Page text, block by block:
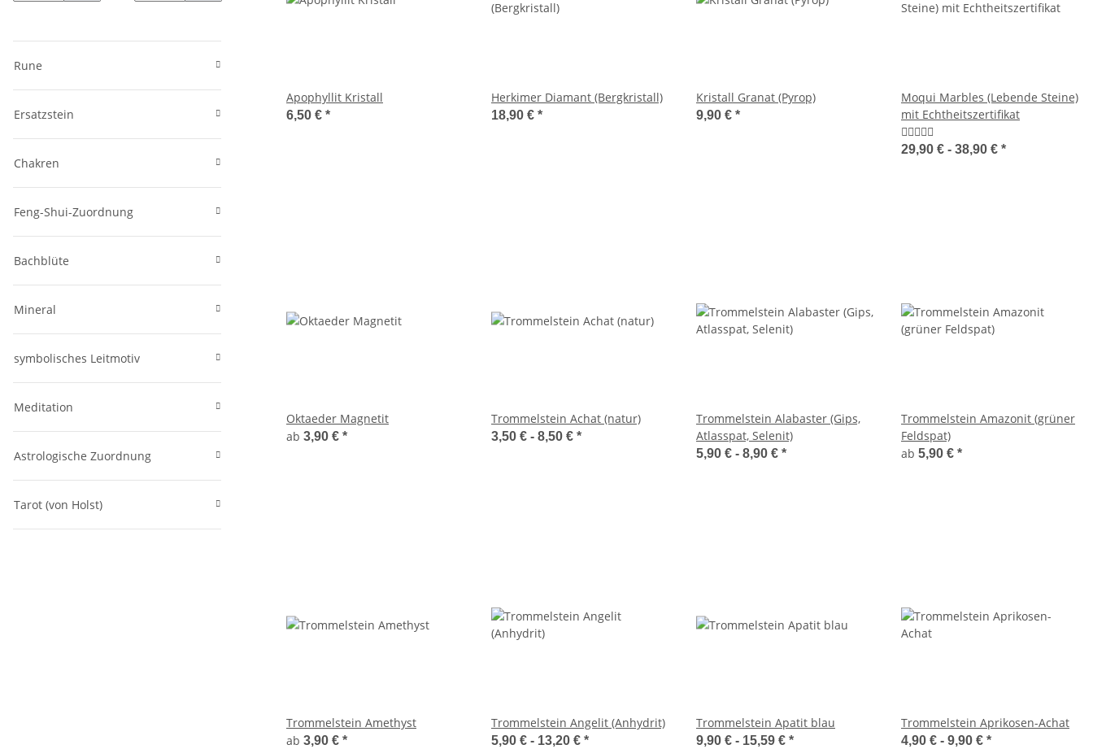
Apophyllit Kristall
6,50 € *
Herkimer Diamant (Bergkristall)
18,90 € *
Kristall Granat (Pyrop)
9,90 € *
Moqui Marbles (Lebende Steine)
mit Echtheitszertifikat
29,90 € - 38,90 € *
Oktaeder Magnetit
ab 3,90 € *
Trommelstein Achat (natur)
3,50 € - 8,50 € *
Trommelstein Alabaster (Gips,
Atlasspat, Selenit)
5,90 € - 8,90 € *
Trommelstein Amazonit (grüner
Feldspat)
ab 5,90 € *
Trommelstein Amethyst
ab 3,90 € *
Trommelstein Angelit (Anhydrit)
5,90 € - 13,20 € *
Trommelstein Apatit blau
9,90 € - 15,59 € *
Trommelstein Aprikosen-Achat
4,90 € - 9,90 € *
Rune
Ersatzstein
Chakren
Feng-Shui-Zuordnung
Bachblüte
Mineral
symbolisches Leitmotiv
Meditation
Astrologische Zuordnung
Tarot (von Holst)